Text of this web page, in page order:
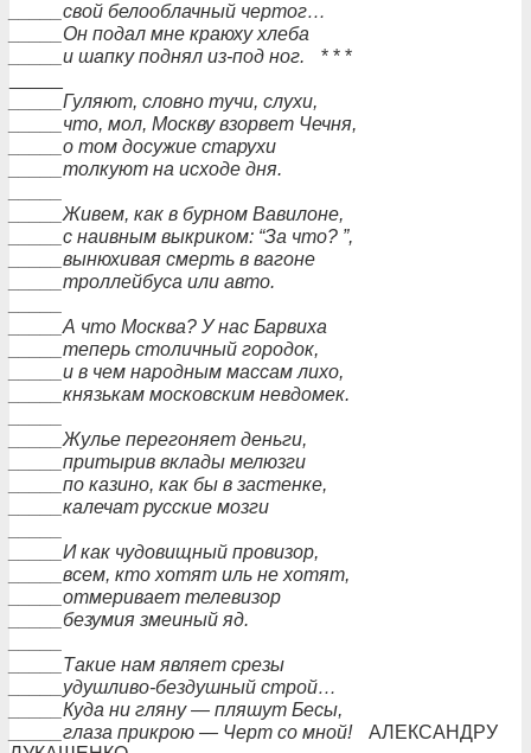
_____свой белооблачный чертог…
_____Он подал мне краюху хлеба
_____и шапку поднял из-под ног.
* * *
_____Гуляют, словно тучи, слухи,
_____что, мол, Москву взорвет Чечня,
_____о том досужие старухи
_____толкуют на исходе дня.
_____Живем, как в бурном Вавилоне,
_____с наивным выкриком: “За что? ”,
_____вынюхивая смерть в вагоне
_____троллейбуса или авто.
_____А что Москва? У нас Барвиха
_____теперь столичный городок,
_____и в чем народным массам лихо,
_____князькам московским невдомек.
_____Жулье перегоняет деньги,
_____притырив вклады мелюзги
_____по казино, как бы в застенке,
_____калечат русские мозги
_____И как чудовищный провизор,
_____всем, кто хотят иль не хотят,
_____отмеривает телевизор
_____безумия змеиный яд.
_____Такие нам являет срезы
_____удушливо-бездушный строй…
_____Куда ни гляну — пляшут Бесы,
_____глаза прикрою — Черт со мной!
АЛЕКСАНДРУ